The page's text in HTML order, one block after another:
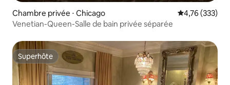
Chambre privée ⋅ Chicago Évaluation
4,76 (333)
Venetian-Queen-Salle de bain privée séparée
Superhôte
Superhôte